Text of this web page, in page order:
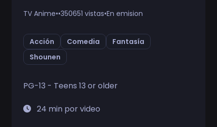
TV Anime••350651 vistas•En emision
Acción Comedia
Fantasía
Shounen
PG-13 - Teens 13 or older
24 min por video